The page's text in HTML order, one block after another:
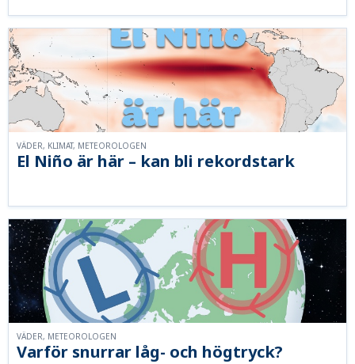
El Niño är här – kan bli rekordstark
VÄDER, KLIMAT, METEOROLOGEN
Varför snurrar låg- och högtryck?
VÄDER, METEOROLOGEN